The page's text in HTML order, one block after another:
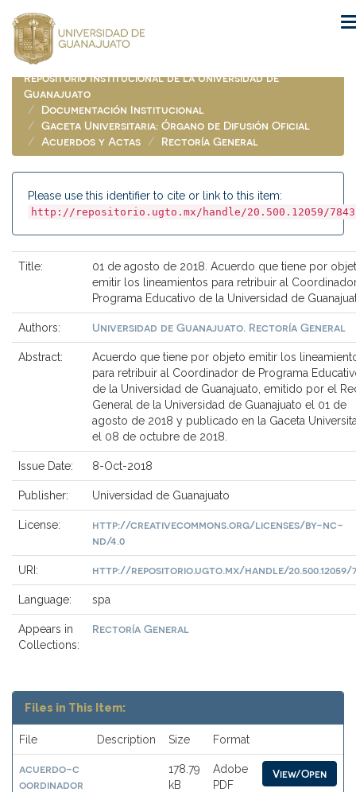
navigation
Repositorio Institucional de la Universidad de
Guanajuato
Documentación Institucional
Gaceta Universitaria: Órgano de Difusión Oficial
Acuerdos y Actas
Rectoría General
Please use this identifier to cite or link to this item:
http://repositorio.ugto.mx/handle/20.500.12059/7843
Title:
01 de agosto de 2018. Acuerdo que tiene por
emitir los lineamientos para retribuir al
Programa Educativo de la Universidad de
Authors: Universidad de Guanajuato. Rectoría General
Abstract:
Acuerdo que tiene por objeto emitir los
para retribuir al Coordinador de Programa
de la Universidad de Guanajuato, emitido por el
General de la Universidad de Guanajuato el 01 de
agosto de 2018 y publicado en la Gaceta
el 08 de octubre de 2018.
Issue Date: 8-Oct-2018
Publisher: Universidad de Guanajuato
License:
http://creativecommons.org/licenses/by-nc-
nd/4.0
URI: http://repositorio.ugto.mx/handle/20.500.12059/
Language: spa
Appears in
Collections:
Rectoría General
Files in This Item:
File Description Size Format
acuerdo-c
oordinador
178.79
kB
Adobe
PDF
View/Open